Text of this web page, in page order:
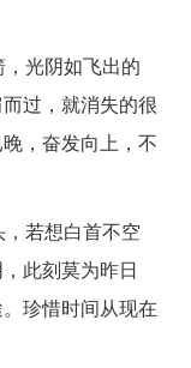
光阴如飞出的
过，就消失的很
，奋发向上，不
若想白首不空
此刻莫为昨日
珍惜时间从现在